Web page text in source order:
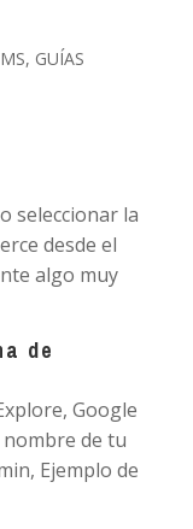
, GUÍAS
seleccionar la
desde el
algo muy
de
Google
nombre de tu
Ejemplo de